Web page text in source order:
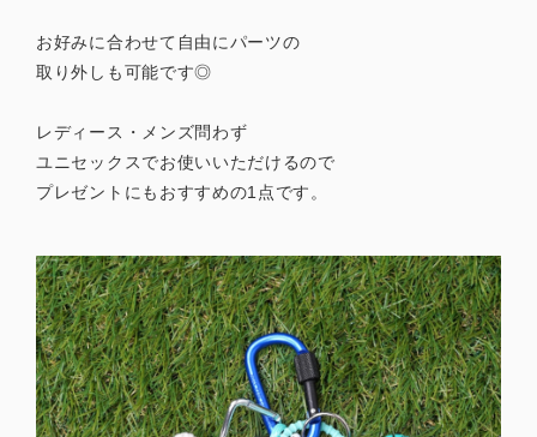
お好みに合わせて自由にパーツの
取り外しも可能です◎
レディース・メンズ問わず
ユニセックスでお使いいただけるので
プレゼントにもおすすめの1点です。